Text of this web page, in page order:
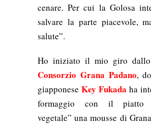
cenare. Per cui la Golosa
salvare la parte piacevole,
salute”.
Ho iniziato il mio giro
Consorzio Grana Padano,
giapponese Key Fukada ha
formaggio con il piatto
vegetale” una mousse di